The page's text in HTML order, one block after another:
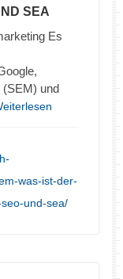
SEA
Es
(SEM) und
was-ist-der-
und-sea/